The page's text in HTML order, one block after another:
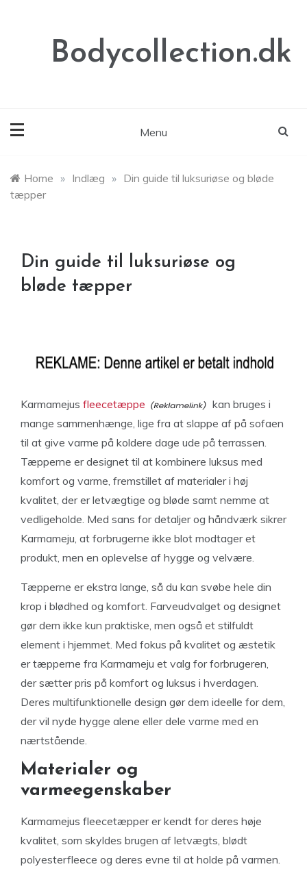
Bodycollection.dk
Menu
Home » Indlæg » Din guide til luksuriøse og bløde
tæpper
Din guide til luksuriøse og
bløde tæpper
Karmamejus fleecetæppe
kan bruges i
mange sammenhænge, lige fra at slappe af på sofaen
til at give varme på koldere dage ude på terrassen.
Tæpperne er designet til at kombinere luksus med
komfort og varme, fremstillet af materialer i høj
kvalitet, der er letvægtige og bløde samt nemme at
vedligeholde. Med sans for detaljer og håndværk sikrer
Karmameju, at forbrugerne ikke blot modtager et
produkt, men en oplevelse af hygge og velvære.
Tæpperne er ekstra lange, så du kan svøbe hele din
krop i blødhed og komfort. Farveudvalget og designet
gør dem ikke kun praktiske, men også et stilfuldt
element i hjemmet. Med fokus på kvalitet og æstetik
er tæpperne fra Karmameju et valg for forbrugeren,
der sætter pris på komfort og luksus i hverdagen.
Deres multifunktionelle design gør dem ideelle for dem,
der vil nyde hygge alene eller dele varme med en
nærtstående.
Materialer og
varmeegenskaber
Karmamejus fleecetæpper er kendt for deres høje
kvalitet, som skyldes brugen af letvægts, blødt
polyesterfleece og deres evne til at holde på varmen.